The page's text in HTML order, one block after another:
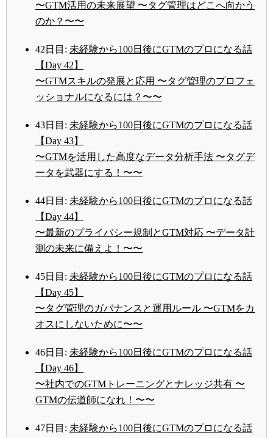
〜GTM活用の未来展望 〜タグ管理はどこへ向かう
のか？〜〜
42日目: 未経験から100日後にGTMのプロになる話
【Day 42】
〜GTMスキルの発展と応用 〜タグ管理のプロフェ
ッショナルになるには？〜〜
43日目: 未経験から100日後にGTMのプロになる話
【Day 43】
〜GTMを活用した高度なデータ分析手法 〜タグデ
ータを武器にする！〜〜
44日目: 未経験から100日後にGTMのプロになる話
【Day 44】
〜最新のプライバシー規制とGTM対応 〜データ計
測の未来に備えよ！〜〜
45日目: 未経験から100日後にGTMのプロになる話
【Day 45】
〜タグ管理のガバナンスと運用ルール 〜GTMをカ
オスにしないために〜〜
46日目: 未経験から100日後にGTMのプロになる話
【Day 46】
〜社内でのGTMトレーニングとナレッジ共有 〜
GTMの伝道師になれ！〜〜
47日目: 未経験から100日後にGTMのプロになる話